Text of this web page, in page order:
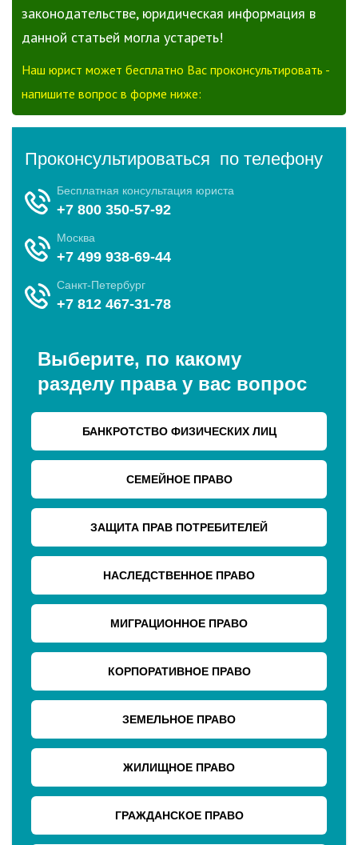
законодательстве, юридическая информация в
данной статьей могла устареть!
Наш юрист может бесплатно Вас проконсультировать -
напишите вопрос в форме ниже: